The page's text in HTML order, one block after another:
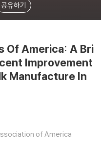
공유하기
Of America: A Bri
Improvement
Manufacture In
of America